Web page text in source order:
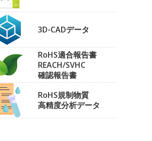
3D-CADデータ
RoHS適合報告書
REACH/SVHC
確認報告書
RoHS規制物質
高精度分析データ